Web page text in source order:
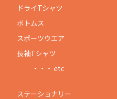
ドライTシャツ
ボトムス
スポーツウエア
長袖Tシャツ
・・・ etc
ステーショナリー